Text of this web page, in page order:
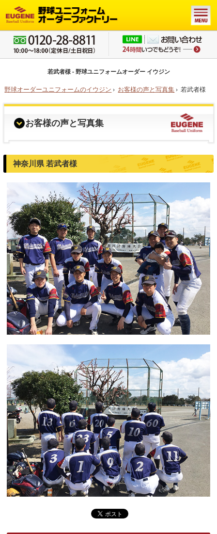
若武者様 - 野球ユニフォームオーダー イウジン
野球オーダーユニフォームのイウジン › お客様の声と写真集› 若武者様
お客様の声と写真集
神奈川県 若武者様